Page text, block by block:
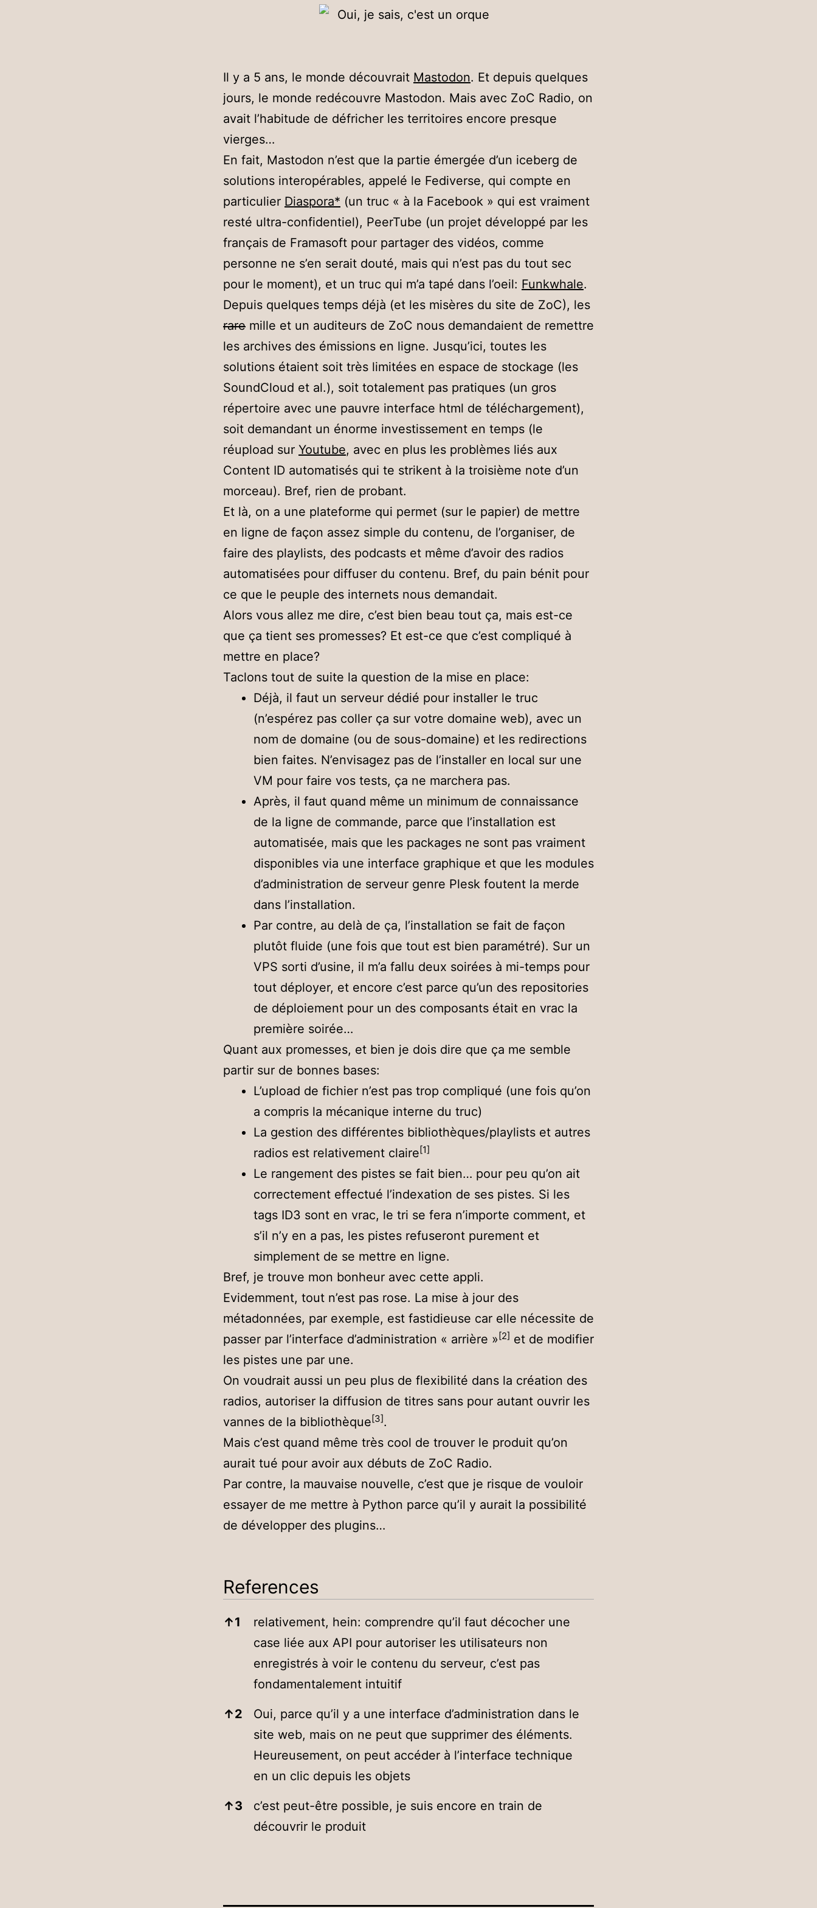
Il y a 5 ans, le monde découvrait Mastodon. Et depuis quelques
jours, le monde redécouvre Mastodon. Mais avec ZoC Radio, on
avait l’habitude de défricher les territoires encore presque
vierges…
En fait, Mastodon n’est que la partie émergée d’un iceberg de
solutions interopérables, appelé le Fediverse, qui compte en
particulier Diaspora* (un truc « à la Facebook » qui est vraiment
resté ultra-confidentiel), PeerTube (un projet développé par les
français de Framasoft pour partager des vidéos, comme
personne ne s’en serait douté, mais qui n’est pas du tout sec
pour le moment), et un truc qui m’a tapé dans l’oeil: Funkwhale.
Depuis quelques temps déjà (et les misères du site de ZoC), les
rare mille et un auditeurs de ZoC nous demandaient de remettre
les archives des émissions en ligne. Jusqu’ici, toutes les
solutions étaient soit très limitées en espace de stockage (les
SoundCloud et al.), soit totalement pas pratiques (un gros
répertoire avec une pauvre interface html de téléchargement),
soit demandant un énorme investissement en temps (le
réupload sur Youtube, avec en plus les problèmes liés aux
Content ID automatisés qui te strikent à la troisième note d’un
morceau). Bref, rien de probant.
Et là, on a une plateforme qui permet (sur le papier) de mettre
en ligne de façon assez simple du contenu, de l’organiser, de
faire des playlists, des podcasts et même d’avoir des radios
automatisées pour diffuser du contenu. Bref, du pain bénit pour
ce que le peuple des internets nous demandait.
Alors vous allez me dire, c’est bien beau tout ça, mais est-ce
que ça tient ses promesses? Et est-ce que c’est compliqué à
mettre en place?
Taclons tout de suite la question de la mise en place:
Déjà, il faut un serveur dédié pour installer le truc
(n’espérez pas coller ça sur votre domaine web), avec un
nom de domaine (ou de sous-domaine) et les redirections
bien faites. N’envisagez pas de l’installer en local sur une
VM pour faire vos tests, ça ne marchera pas.
Après, il faut quand même un minimum de connaissance
de la ligne de commande, parce que l’installation est
automatisée, mais que les packages ne sont pas vraiment
disponibles via une interface graphique et que les modules
d’administration de serveur genre Plesk foutent la merde
dans l’installation.
Par contre, au delà de ça, l’installation se fait de façon
plutôt fluide (une fois que tout est bien paramétré). Sur un
VPS sorti d’usine, il m’a fallu deux soirées à mi-temps pour
tout déployer, et encore c’est parce qu’un des repositories
de déploiement pour un des composants était en vrac la
première soirée…
Quant aux promesses, et bien je dois dire que ça me semble
partir sur de bonnes bases:
L’upload de fichier n’est pas trop compliqué (une fois qu’on
a compris la mécanique interne du truc)
La gestion des différentes bibliothèques/playlists et autres
radios est relativement claire[1]
Le rangement des pistes se fait bien… pour peu qu’on ait
correctement effectué l’indexation de ses pistes. Si les
tags ID3 sont en vrac, le tri se fera n’importe comment, et
s’il n’y en a pas, les pistes refuseront purement et
simplement de se mettre en ligne.
Bref, je trouve mon bonheur avec cette appli.
Evidemment, tout n’est pas rose. La mise à jour des
métadonnées, par exemple, est fastidieuse car elle nécessite de
passer par l’interface d’administration « arrière »[2] et de modifier
les pistes une par une.
On voudrait aussi un peu plus de flexibilité dans la création des
radios, autoriser la diffusion de titres sans pour autant ouvrir les
vannes de la bibliothèque[3].
Mais c’est quand même très cool de trouver le produit qu’on
aurait tué pour avoir aux débuts de ZoC Radio.
Par contre, la mauvaise nouvelle, c’est que je risque de vouloir
essayer de me mettre à Python parce qu’il y aurait la possibilité
de développer des plugins…
References
References
↑1
relativement, hein: comprendre qu’il faut décocher une
case liée aux API pour autoriser les utilisateurs non
enregistrés à voir le contenu du serveur, c’est pas
fondamentalement intuitif
↑2
Oui, parce qu’il y a une interface d’administration dans le
site web, mais on ne peut que supprimer des éléments.
Heureusement, on peut accéder à l’interface technique
en un clic depuis les objets
↑3
c’est peut-être possible, je suis encore en train de
découvrir le produit